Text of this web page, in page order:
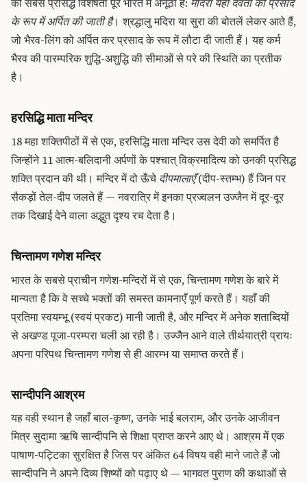
के रूप में अर्पित की जाती है। श्रद्धालु मदिरा या सुरा की बोतलें लेकर आते हैं,
जो भैरव-लिंग को अर्पित कर प्रसाद के रूप में लौटा दी जाती हैं। यह कर्म
भैरव की पारम्परिक शुद्धि-अशुद्धि की सीमाओं से परे की स्थिति का प्रतीक
है।
हरसिद्धि माता मन्दिर
18 महा शक्तिपीठों में से एक, हरसिद्धि माता मन्दिर उस देवी को समर्पित है
जिन्होंने 11 आत्म-बलिदानी अर्पणों के पश्चात् विक्रमादित्य को उनकी प्रसिद्ध
शक्ति प्रदान की थी। मन्दिर में दो ऊँचे दीपमालाएँ(दीप-स्तम्भ) हैं जिन पर
सैकड़ों तेल-दीप जलते हैं — नवरात्रि में इनका प्रज्वलन उज्जैन में दूर-दूर
तक दिखाई देने वाला अद्भुत दृश्य रच देता है।
चिन्तामण गणेश मन्दिर
भारत के सबसे प्राचीन गणेश-मन्दिरों में से एक, चिन्तामण गणेश के बारे में
मान्यता है कि वे सच्चे भक्तों की समस्त कामनाएँ पूर्ण करते हैं। यहाँ की
प्रतिमा स्वयम्भू (स्वयं प्रकट) मानी जाती है, और मन्दिर में अनेक शताब्दियों
से अखण्ड पूजा-परम्परा चली आ रही है। उज्जैन आने वाले तीर्थयात्री प्रायः
अपना परिपथ चिन्तामण गणेश से ही आरम्भ या समाप्त करते हैं।
सान्दीपनि आश्रम
यह वही स्थान है जहाँ बाल-कृष्ण, उनके भाई बलराम, और उनके आजीवन
मित्र सुदामा ऋषि सान्दीपनि से शिक्षा प्राप्त करने आए थे। आश्रम में एक
पाषाण-पट्टिका सुरक्षित है जिस पर अंकित 64 विषय वही माने जाते हैं जो
सान्दीपनि ने अपने दिव्य शिष्यों को पढ़ाए थे — भागवत पुराण की कथाओं से